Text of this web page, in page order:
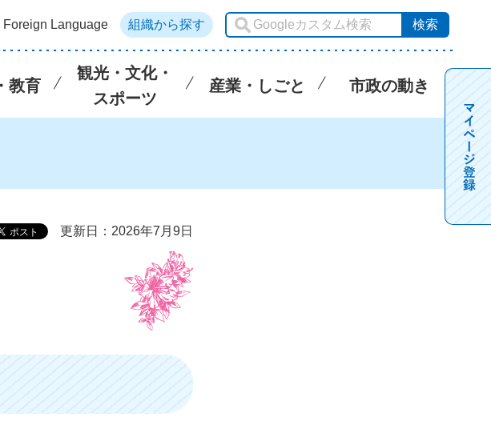
Foreign Language 組織から探す
教育
観光・文化・
スポーツ
産業・しごと 市政の動き
更新日：2026年7月9日